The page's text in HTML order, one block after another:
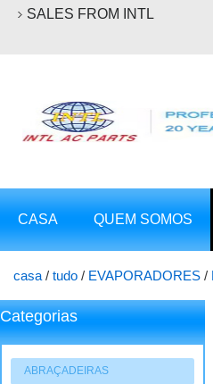
SALES FROM INTL
CASA QUEM SOMOS
casa / tudo / EVAPORADORES /
Categorias
ABRAÇADEIRAS